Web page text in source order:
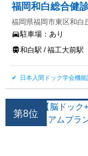
福岡和白総合健
福岡県福岡市東区和白
駐車場： あり
和白駅 / 福工大前駅
日本人間ドック学会機
第8位